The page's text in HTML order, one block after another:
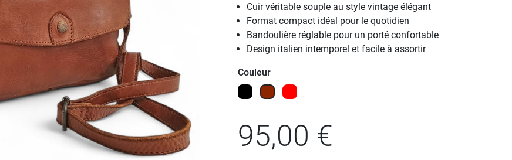
Cuir véritable souple au style vintage élégant
Format compact idéal pour le quotidien
Bandoulière réglable pour un porté confortable
Design italien intemporel et facile à assortir
Couleur
Noir MarronRouge
95,00 €